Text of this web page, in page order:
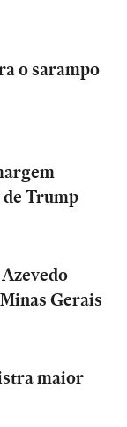
o sarampo
Trump
Gerais
maior